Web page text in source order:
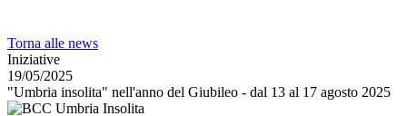
Torna alle news
Iniziative
19/05/2025
"Umbria insolita" nell'anno del Giubileo - dal 13 al 17 agosto 2025